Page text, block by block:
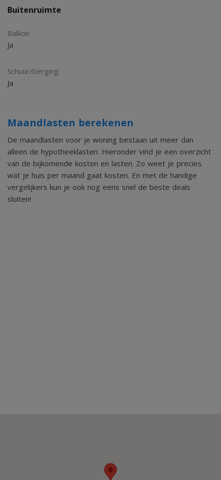
Buitenruimte
Balkon
Ja
Schuur/berging
Ja
Maandlasten berekenen
De maandlasten voor je woning bestaan uit meer dan
alleen de hypotheeklasten. Hieronder vind je een overzicht
van de bijkomende kosten en lasten. Zo weet je precies
wat je huis per maand gaat kosten. En met de handige
vergelijkers kun je ook nog eens snel de beste deals
sluiten!